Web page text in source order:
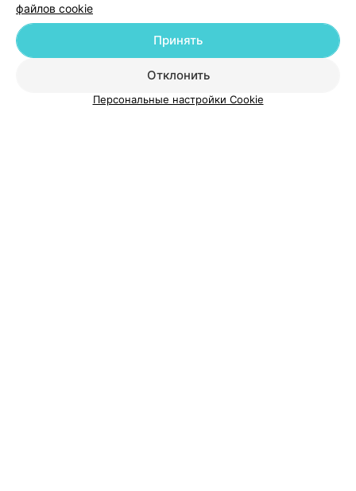
Добавить компанию
Добавить специалиста
файлов cookie
Отклонить
Принять
Персональные настройки Cookie